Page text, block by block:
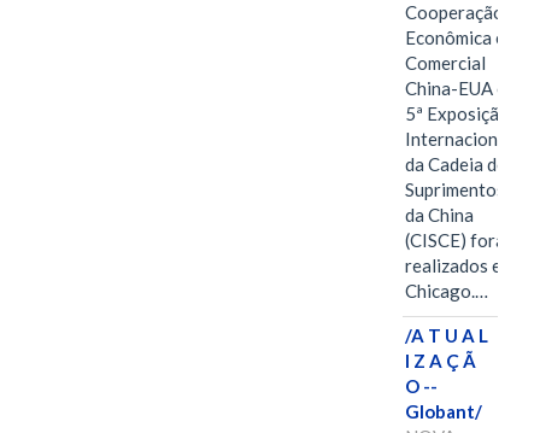
Cooperação
Econômica e
Comercial
China-EUA e a
5ª Exposição
Internacional
da Cadeia de
Suprimentos
da China
(CISCE) foram
realizados em
Chicago.…
/A T U A L
I Z A Ç Ã
O --
Globant/